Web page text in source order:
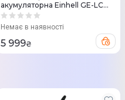
акумуляторна Einhell GE-LC
18/25 Li Set, PXC 18V шина 25см
Немає в наявності
5 999₴